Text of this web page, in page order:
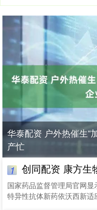
华泰配资 户外热催生“
产忙
1 创同配资 康方生物抗体药新
国家药品监督管理局官网
特异性抗体新药依沃西新适